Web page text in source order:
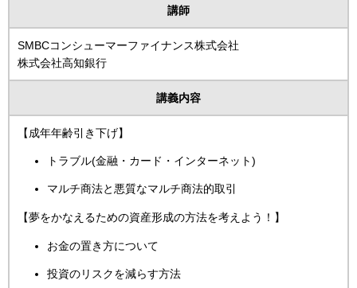
講師
SMBCコンシューマーファイナンス株式会社
株式会社高知銀行
講義内容
【成年年齢引き下げ】
トラブル(金融・カード・インターネット)
マルチ商法と悪質なマルチ商法的取引
【夢をかなえるための資産形成の方法を考えよう！】
お金の置き方について
投資のリスクを減らす方法